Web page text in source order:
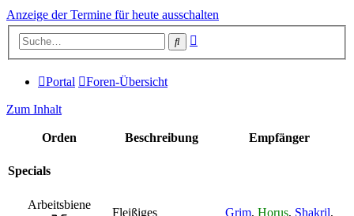
Anzeige der Termine für heute ausschalten
Suche
Portal Foren-Übersicht
Zum Inhalt
Orden Beschreibung Empfänger
Specials
Arbeitsbiene
Fleißiges
Grim, Horus, Shakril,